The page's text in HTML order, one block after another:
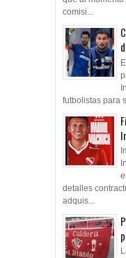
comisi...
futbolistas para
detalles
adquis...